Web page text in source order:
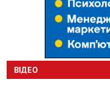
ВІДЕО